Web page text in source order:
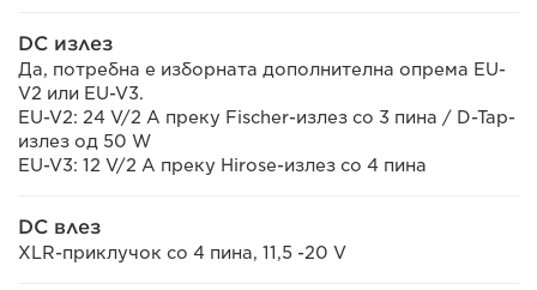
DC излез
Да, потребна е изборната дополнителна опрема EU-
V2 или EU-V3.
EU-V2: 24 V/2 A преку Fischer-излез со 3 пина / D-Tap-
излез од 50 W
EU-V3: 12 V/2 A преку Hirose-излез со 4 пина
DC влез
XLR-приклучок со 4 пина, 11,5 -20 V